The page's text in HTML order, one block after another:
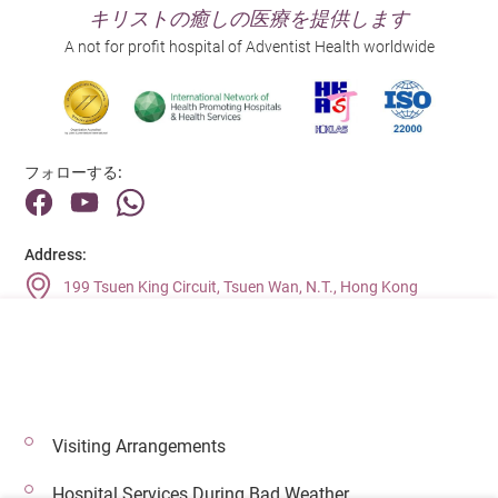
キリストの癒しの医療を提供します
A not for profit hospital of Adventist Health worldwide
フォローする:
Address:
199 Tsuen King Circuit, Tsuen Wan, N.T., Hong Kong
© 2026 著作権©アドベンティストヘルス 無断転載を禁じます。
Visiting Arrangements